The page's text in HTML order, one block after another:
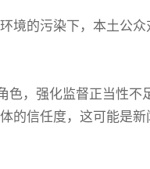
境的污染下，本土公
色，强化监督正当性不
的信任度，这可能是新